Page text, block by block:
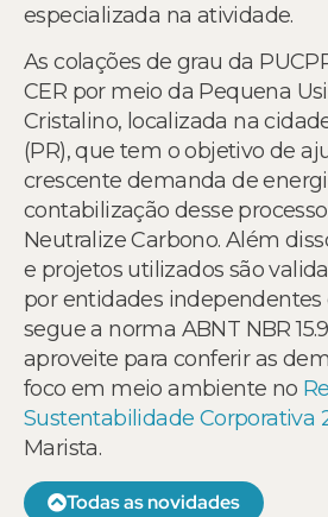
especializada na atividade.
As colações de grau da
CER por meio da Pequena
Cristalino, localizada na
(PR), que tem o objetivo de
crescente demanda de
contabilização desse
Neutralize Carbono. Além
e projetos utilizados são
por entidades independentes
segue a norma ABNT NBR
aproveite para conferir as
foco em meio ambiente no
Sustentabilidade Corporativa
Marista.
Todas as novidades